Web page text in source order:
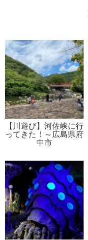
【川遊び】河佐峡に行
ってきた！～広島県府
中市